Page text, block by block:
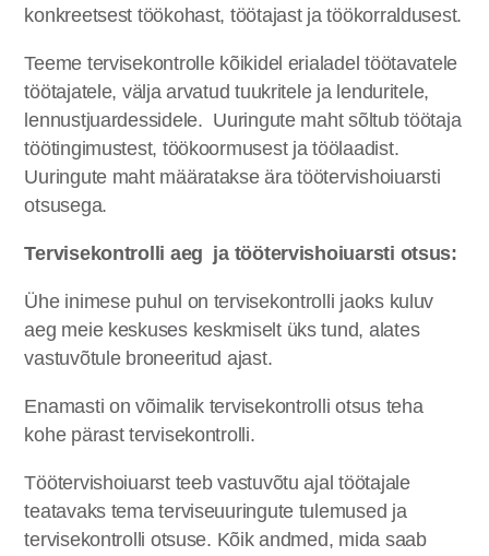
konkreetsest töökohast, töötajast ja töökorraldusest.
Teeme tervisekontrolle kõikidel erialadel töötavatele
töötajatele, välja arvatud tuukritele ja lenduritele,
lennustjuardessidele. Uuringute maht sõltub töötaja
töötingimustest, töökoormusest ja töölaadist.
Uuringute maht määratakse ära töötervishoiuarsti
otsusega.
Tervisekontrolli aeg ja töötervishoiuarsti otsus:
Ühe inimese puhul on tervisekontrolli jaoks kuluv
aeg meie keskuses keskmiselt üks tund, alates
vastuvõtule broneeritud ajast.
Enamasti on võimalik tervisekontrolli otsus teha
kohe pärast tervisekontrolli.
Töötervishoiuarst teeb vastuvõtu ajal töötajale
teatavaks tema terviseuuringute tulemused ja
tervisekontrolli otsuse. Kõik andmed, mida saab